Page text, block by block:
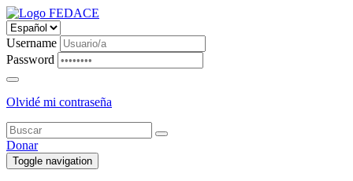
Username
Password
Olvidé mi contraseña
Donar
Toggle navigation